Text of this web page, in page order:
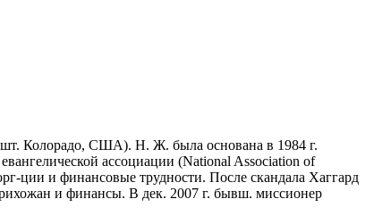
Колорадо, США). Н. Ж. была основана в 1984 г.
ассоциации (National Association of
ции и финансовые трудности. После скандала Хаггард
и финансы. В дек. 2007 г. бывш. миссионер